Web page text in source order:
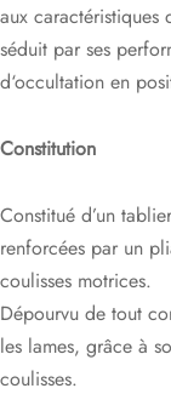
aux caractéristiques
séduit par ses
d‘occultation en
Constitution
Constitué d’un
renforcées par un
coulisses motrices.
Dépourvu de tout
les lames, grâce à
coulisses.
nous
& certifications
de garage
Bois
Mixtes
vitrées
triple vitrage
de services
battantes
affleurantes
pivotantes
coulissantes
va et vient
de garages
de garages
Nouveau
Persiennes
Lyonnaise
Pliant
de Balcon/